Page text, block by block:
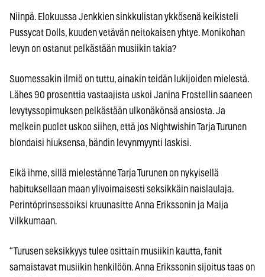
Niinpä. Elokuussa Jenkkien sinkkulistan ykkösenä keikisteli
Pussycat Dolls, kuuden vetävän neitokaisen yhtye. Monikohan
levyn on ostanut pelkästään musiikin takia?
Suomessakin ilmiö on tuttu, ainakin teidän lukijoiden mielestä.
Lähes 90 prosenttia vastaajista uskoi Janina Frostellin saaneen
levytyssopimuksen pelkästään ulkonäkönsä ansiosta. Ja
melkein puolet uskoo siihen, että jos Nightwishin Tarja Turunen
blondaisi hiuksensa, bändin levynmyynti laskisi.
Eikä ihme, sillä mielestänne Tarja Turunen on nykyisellä
habituksellaan maan ylivoimaisesti seksikkäin naislaulaja.
Perintöprinsessoiksi kruunasitte Anna Erikssonin ja Maija
Vilkkumaan.
“Turusen seksikkyys tulee osittain musiikin kautta, fanit
samaistavat musiikin henkilöön. Anna Erikssonin sijoitus taas on